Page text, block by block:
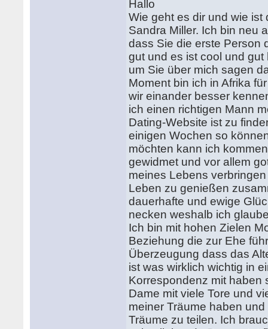
Hallo
Wie geht es dir und wie
Sandra Miller. Ich bin neu
dass Sie die erste Person
gut und es ist cool und
um Sie über mich sagen
Moment bin ich in Afrika
wir einander besser
ich einen richtigen Mann
Dating-Website ist zu
einigen Wochen so
möchten kann ich
gewidmet und vor allem
meines Lebens
Leben zu genießen
dauerhafte und ewige
necken weshalb ich
Ich bin mit hohen Zielen
Beziehung die zur Ehe
Überzeugung dass das
ist was wirklich wichtig in
Korrespondenz mit haben
Dame mit viele Tore und
meiner Träume haben
Träume zu teilen. Ich